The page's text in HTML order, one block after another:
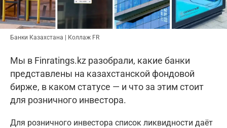
Банки Казахстана | Коллаж FR
Мы в Finratings.kz разобрали, какие банки
представлены на казахстанской фондовой
бирже, в каком статусе — и что за этим стоит
для розничного инвестора.
Для розничного инвестора список ликвидности даёт